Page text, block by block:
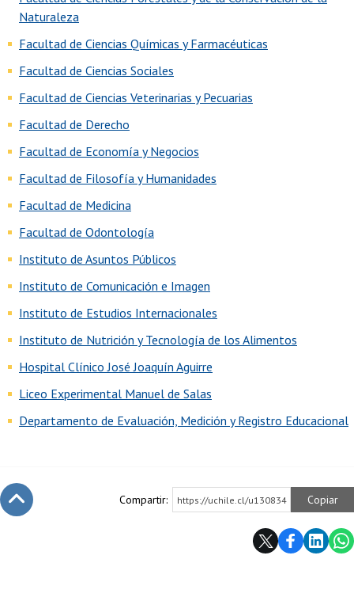
Naturaleza
Facultad de Ciencias Químicas y Farmacéuticas
Facultad de Ciencias Sociales
Facultad de Ciencias Veterinarias y Pecuarias
Facultad de Derecho
Facultad de Economía y Negocios
Facultad de Filosofía y Humanidades
Facultad de Medicina
Facultad de Odontología
Instituto de Asuntos Públicos
Instituto de Comunicación e Imagen
Instituto de Estudios Internacionales
Instituto de Nutrición y Tecnología de los Alimentos
Hospital Clínico José Joaquín Aguirre
Liceo Experimental Manuel de Salas
Departamento de Evaluación, Medición y Registro Educacional
Compartir: https://uchile.cl/u130834 Copiar